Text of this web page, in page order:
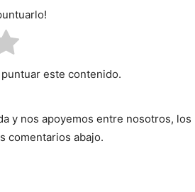
este contenido.
y nos apoyemos entre nosotros, los
comentarios abajo.